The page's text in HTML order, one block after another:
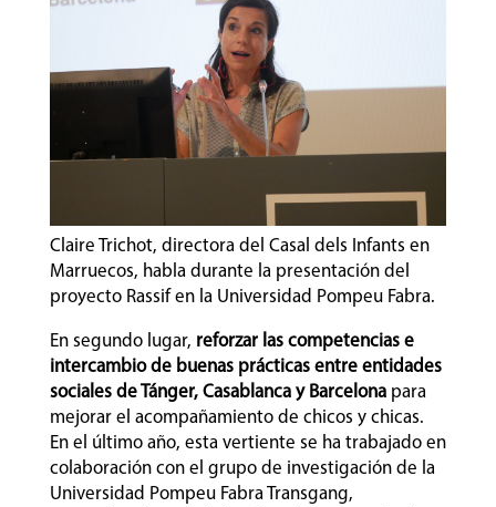
Claire Trichot, directora del Casal dels Infants en
Marruecos, habla durante la presentación del
proyecto Rassif en la Universidad Pompeu Fabra.
En segundo lugar, reforzar las competencias e
intercambio de buenas prácticas entre entidades
sociales de Tánger, Casablanca y Barcelonapara
mejorar el acompañamiento de chicos y chicas.
En el último año, esta vertiente se ha trabajado en
colaboración con el grupo de investigación de la
Universidad Pompeu Fabra Transgang,